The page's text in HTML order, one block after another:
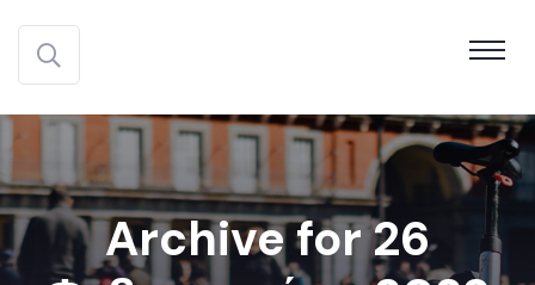
Archive for 26